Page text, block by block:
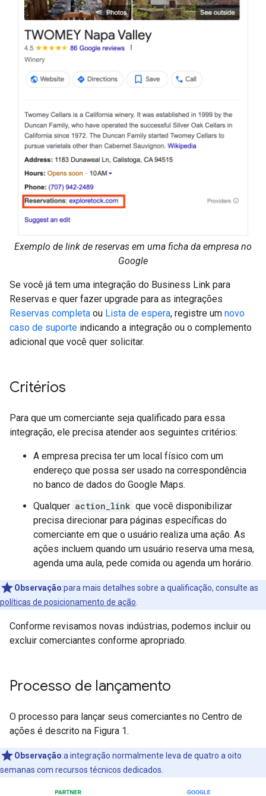
Exemplo de link de reservas em uma ficha da empresa no
Google
Se você já tem uma integração do Business Link para
Reservas e quer fazer upgrade para as integrações
Reservas completa ou Lista de espera, registre um novo
caso de suporte indicando a integração ou o complemento
adicional que você quer solicitar.
Critérios
Para que um comerciante seja qualificado para essa
integração, ele precisa atender aos seguintes critérios:
A empresa precisa ter um local físico com um
endereço que possa ser usado na correspondência
no banco de dados do Google Maps.
Qualquer action_link que você disponibilizar
precisa direcionar para páginas específicas do
comerciante em que o usuário realiza uma ação. As
ações incluem quando um usuário reserva uma mesa,
agenda uma aula, pede comida ou agenda um horário.
Observação:para mais detalhes sobre a qualificação, consulte as
políticas de posicionamento de ação
Conforme revisamos novas indústrias, podemos incluir ou
excluir comerciantes conforme apropriado.
Processo de lançamento
O processo para lançar seus comerciantes no Centro de
ações é descrito na Figura 1.
Observação:a integração normalmente leva de quatro a oito
semanas com recursos técnicos dedicados.